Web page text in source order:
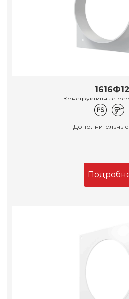
1616Ф12
Конструктивные